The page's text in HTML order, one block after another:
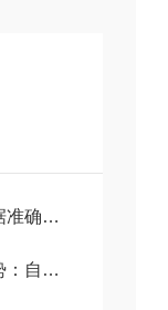
术优势汇总
灌溉决策